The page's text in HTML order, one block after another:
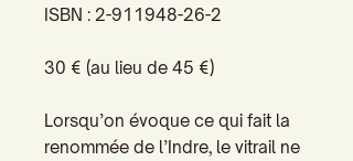
ISBN : 2-911948-26-2
30 € (au lieu de 45 €)
Lorsqu’on évoque ce qui fait la
renommée de l’Indre, le vitrail ne